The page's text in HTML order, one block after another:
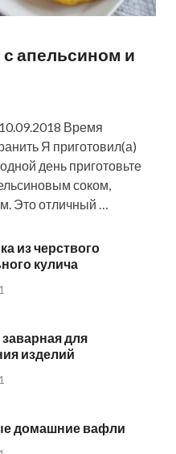
апельсином и
Время
Я приготовил(а)
день приготовьте
соком,
Это отличный …
из черствого
кулича
заварная для
изделий
домашние вафли